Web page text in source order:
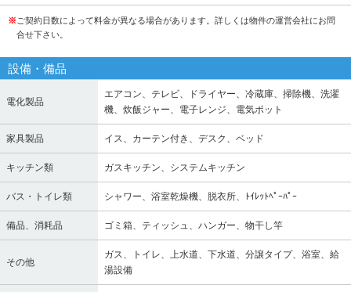
※ ご契約日数によって料金が異なる場合があります。詳しくは物件の運営会社にお問
合せ下さい。
設備・備品
電化製品
エアコン、テレビ、ドライヤー、冷蔵庫、掃除機、洗濯
機、炊飯ジャー、電子レンジ、電気ポット
家具製品 イス、カーテン付き、デスク、ベッド
キッチン類 ガスキッチン、システムキッチン
バス・トイレ類 シャワー、浴室乾燥機、脱衣所、ﾄｲﾚｯﾄﾍﾟｰﾊﾟｰ
備品、消耗品 ゴミ箱、ティッシュ、ハンガー、物干し竿
その他
ガス、トイレ、上水道、下水道、分譲タイプ、浴室、給
湯設備